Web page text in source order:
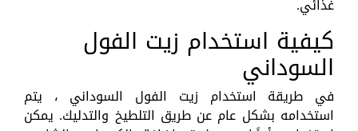
كيفية استخدام زيت الفول
السوداني
في طريقة استخدام زيت الفول السوداني ، يتم
استخدامه بشكل عام عن طريق التلطيخ والتدليك. يمكن